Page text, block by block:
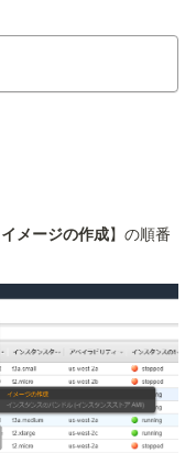
イメージの作成】の順番